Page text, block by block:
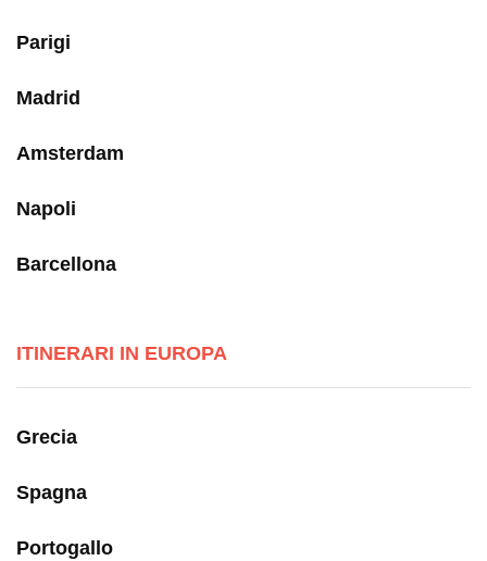
Parigi
Madrid
Amsterdam
Napoli
Barcellona
ITINERARI IN EUROPA
Grecia
Spagna
Portogallo